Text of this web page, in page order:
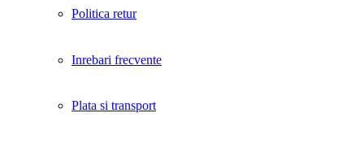
Politica retur
Inrebari frecvente
Plata si transport